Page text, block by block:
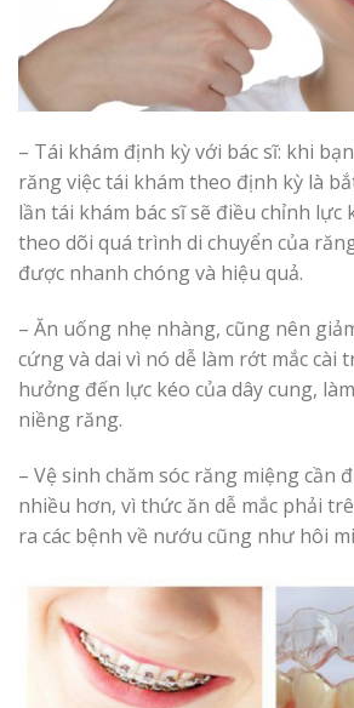
– Tái khám định kỳ với bác sĩ: khi
răng việc tái khám theo định kỳ là
lần tái khám bác sĩ sẽ điều chỉnh lực
theo dõi quá trình di chuyển của
được nhanh chóng và hiệu quả.
– Ăn uống nhẹ nhàng, cũng nên
cứng và dai vì nó dễ làm rớt mắc cài
hưởng đến lực kéo của dây cung,
niềng răng.
– Vệ sinh chăm sóc răng miệng cần
nhiều hơn, vì thức ăn dễ mắc phải
ra các bệnh về nướu cũng như hôi